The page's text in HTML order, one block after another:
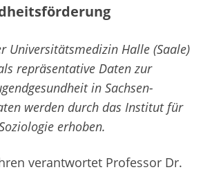
Universitätsmedizin Halle (Saale)
repräsentative Daten zur
in Sachsen-
werden durch das Institut für
erhoben.
verantwortet Professor Dr.